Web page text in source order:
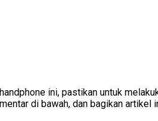
ini, pastikan untuk
di bawah, dan bagikan artikel